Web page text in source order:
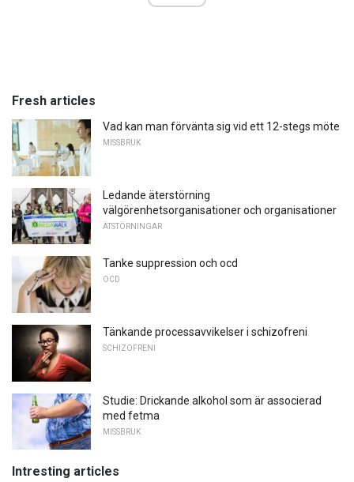
Fresh articles
Vad kan man förvänta sig vid ett 12-stegs möte
MISSBRUK
Ledande äterstörning
välgörenhetsorganisationer och organisationer
ÄTSTÖRNINGAR
Tanke suppression och ocd
OCD
Tänkande processavvikelser i schizofreni
SCHIZOFRENI
Studie: Drickande alkohol som är associerad
med fetma
MISSBRUK
Intresting articles